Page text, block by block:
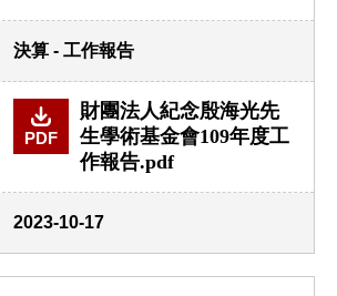
決算 - 工作報告
PDF
財團法人紀念殷海光先
生學術基金會109年度工
作報告.pdf
2023-10-17